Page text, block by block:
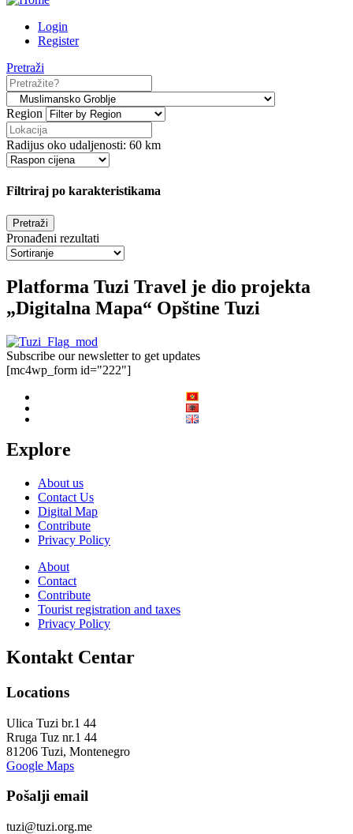
Login
Register
Pretraži
Region
Radijus oko udaljenosti: 60 km
Filtriraj po karakteristikama
Pronađeni rezultati
Platforma Tuzi Travel je dio projekta
„Digitalna Mapa“ Opštine Tuzi
Subscribe our newsletter to get updates
[mc4wp_form id="222"]
Explore
About us
Contact Us
Digital Map
Contribute
Privacy Policy
About
Contact
Contribute
Tourist registration and taxes
Privacy Policy
Kontakt Centar
Locations
Ulica Tuzi br.1 44
Rruga Tuz nr.1 44
81206 Tuzi, Montenegro
Google Maps
Pošalji email
tuzi@tuzi.org.me